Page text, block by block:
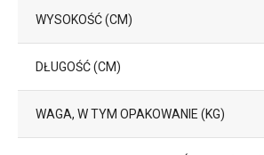
WYSOKOŚĆ (CM)
DŁUGOŚĆ (CM)
WAGA, W TYM OPAKOWANIE (KG)